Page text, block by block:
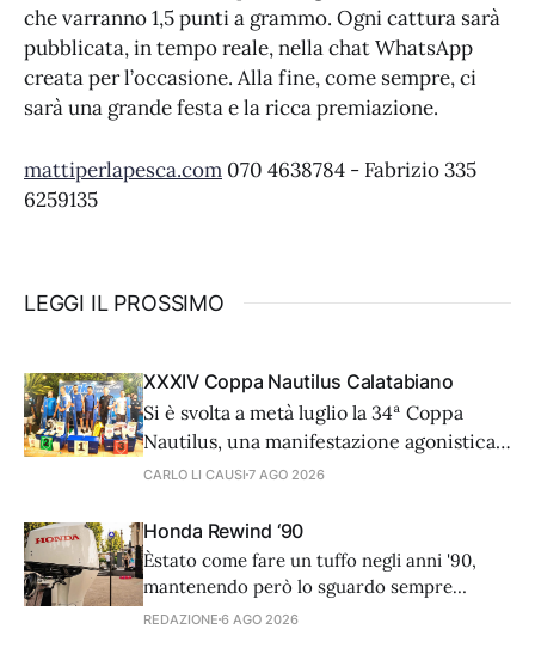
che varranno 1,5 punti a grammo. Ogni cattura sarà
pubblicata, in tempo reale, nella chat WhatsApp
creata per l’occasione. Alla fine, come sempre, ci
sarà una grande festa e la ricca premiazione.
mattiperlapesca.com 070 4638784 - Fabrizio 335
6259135
LEGGI IL PROSSIMO
XXXIV Coppa Nautilus Calatabiano
Si è svolta a metà luglio la 34ª Coppa
Nautilus, una manifestazione agonistica
di alto livello tecnico che ha visto 81
d'Italia e dall'estero, cimentarsi in una
prova di surfcasting. In una serata
caratterizzata da condizioni meteo-
marine ottimali, il vero
CARLO LI CAUSI 7 AGO 2026
Honda Rewind ‘90
Èstato come fare un tuffo negli anni '90,
mantenendo però lo sguardo sempre
rivolto al futuro. L’8 luglio scorso, nella
REDAZIONE 6 AGO 2026